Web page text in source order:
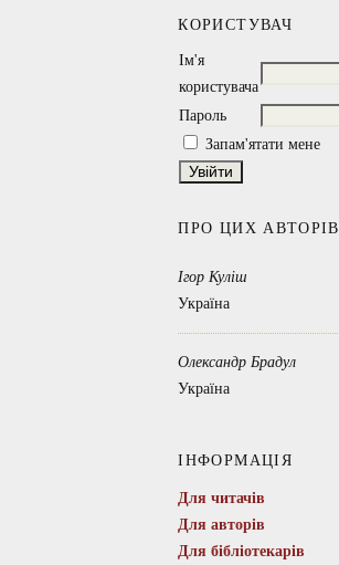
КОРИСТУВАЧ
Ім'я
користувача
Пароль
Запам'ятати мене
ПРО ЦИХ АВТОРІВ
Ігор Куліш
Україна
Олександр Брадул
Україна
ІНФОРМАЦІЯ
Для читачів
Для авторів
Для бібліотекарів